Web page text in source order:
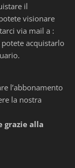
il
visionare
via mail a :
acquistarlo
l’abbonamento
la nostra
grazie alla